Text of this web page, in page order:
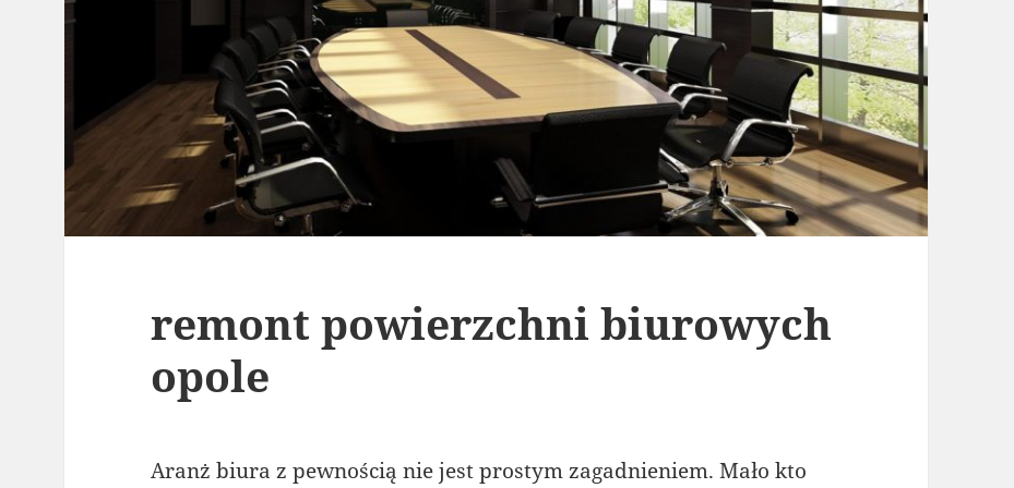
remont powierzchni biurowych
opole
Aranż biura z pewnością nie jest prostym zagadnieniem. Mało kto